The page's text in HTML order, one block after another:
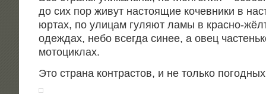
до сих пор живут насто­я­щие кочев­ни­ки в
юртах, по ули­цам гуля­ют ламы в крас­но-
одеж­дах, небо все­гда синее, а овец
мотоциклах.
Это стра­на кон­тра­стов, и не толь­ко